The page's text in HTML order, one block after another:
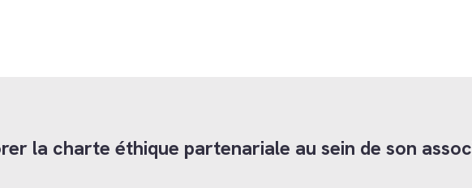
la charte éthique partenariale au sein de son